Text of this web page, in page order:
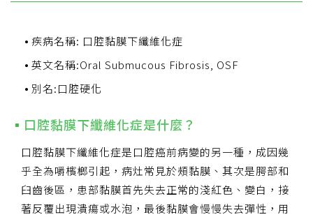
疾病名稱: 口腔黏膜下纖維化症
英文名稱:Oral Submucous Fibrosis, OSF
別名:口腔硬化
口腔黏膜下纖維化症是什麼？
口腔黏膜下纖維化症是口腔癌前病變的另一種，成因幾
乎全為嚼檳榔引起，病灶常見於頰黏膜、其次是腭部和
臼齒後區，患部黏膜首先失去正常的淺紅色、變白，接
著反覆出現潰瘍或水泡，最後黏膜會慢慢失去彈性，用